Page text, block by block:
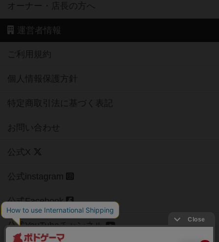
オーナー・店長の方へ
運営者情報
ご利用規約
個人情報保護方針
特定商取引法に基づく表記
お問い合わせ
公式X
公式instagram
公式Facebook
公式YouTubeチャンネル